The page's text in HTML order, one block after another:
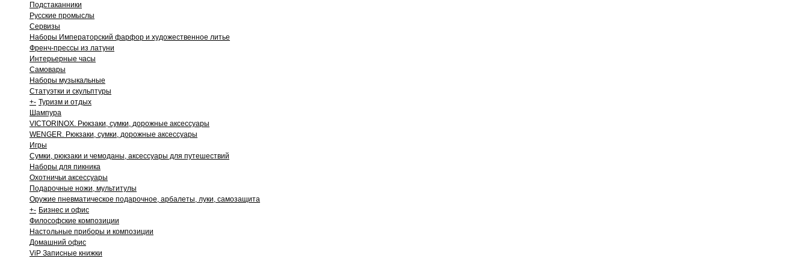
Подстаканники
Русские промыслы
Сервизы
Наборы Императорский фарфор и художественное литье
Френч-прессы из латуни
Интерьерные часы
Самовары
Наборы музыкальные
Статуэтки и скульптуры
+- Туризм и отдых
Шампура
VICTORINOX. Рюкзаки, сумки, дорожные аксессуары
WENGER. Рюкзаки, сумки, дорожные аксессуары
Игры
Сумки, рюкзаки и чемоданы, аксессуары для путешествий
Наборы для пикника
Охотничьи аксессуары
Подарочные ножи, мультитулы
Оружие пневматическое подарочное, арбалеты, луки, самозащита
+- Бизнес и офис
Философские композиции
Настольные приборы и композиции
Домашний офис
ViP Записные книжки